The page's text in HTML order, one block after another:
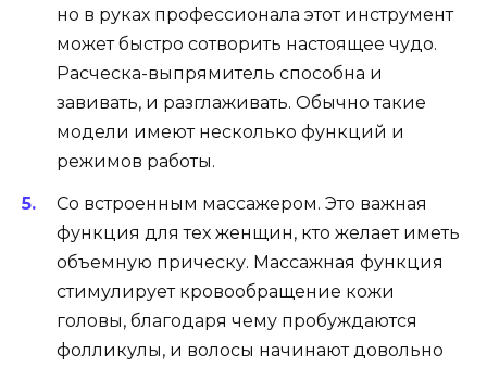
но в руках профессионала этот инструмент
может быстро сотворить настоящее чудо.
Расческа-выпрямитель способна и
завивать, и разглаживать. Обычно такие
модели имеют несколько функций и
режимов работы.
Со встроенным массажером. Это важная
функция для тех женщин, кто желает иметь
объемную прическу. Массажная функция
стимулирует кровообращение кожи
головы, благодаря чему пробуждаются
фолликулы, и волосы начинают довольно